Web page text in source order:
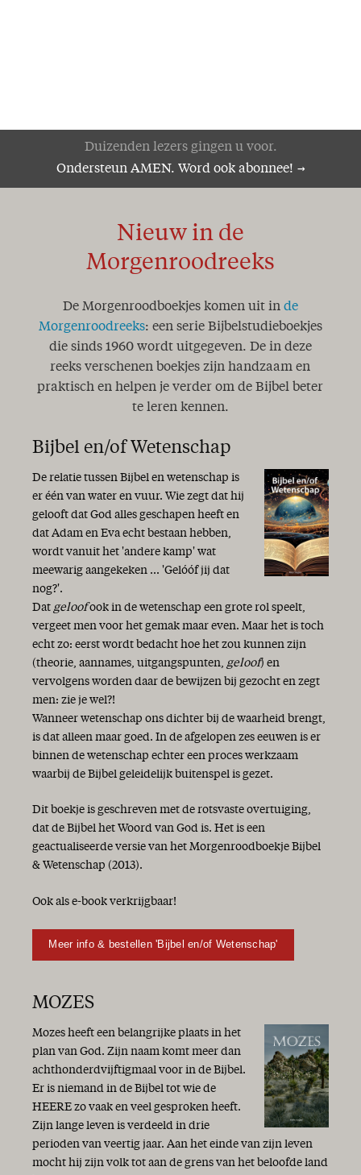
Duizenden lezers gingen u voor.
Ondersteun AMEN. Word ook abonnee!
Nieuw in de
Morgenroodreeks
De Morgenroodboekjes komen uit in de
Morgenroodreeks: een serie Bijbelstudieboekjes
die sinds 1960 wordt uitgegeven. De in deze
reeks verschenen boekjes zijn handzaam en
praktisch en helpen je verder om de Bijbel beter
te leren kennen.
Bijbel en/of Wetenschap
De relatie tussen Bijbel en wetenschap is
er één van water en vuur. Wie zegt dat hij
gelooft dat God alles geschapen heeft en
dat Adam en Eva echt bestaan hebben,
wordt vanuit het 'andere kamp' wat
meewarig aangekeken ... 'Gelóóf jij dat
nog?'.
Dat geloofook in de wetenschap een grote rol speelt,
vergeet men voor het gemak maar even. Maar het is toch
echt zo: eerst wordt bedacht hoe het zou kunnen zijn
(theorie, aannames, uitgangspunten, geloof) en
vervolgens worden daar de bewijzen bij gezocht en zegt
men: zie je wel?!
Wanneer wetenschap ons dichter bij de waarheid brengt,
is dat alleen maar goed. In de afgelopen zes eeuwen is er
binnen de wetenschap echter een proces werkzaam
waarbij de Bijbel geleidelijk buitenspel is gezet.
Dit boekje is geschreven met de rotsvaste overtuiging,
dat de Bijbel het Woord van God is. Het is een
geactualiseerde versie van het Morgenroodboekje Bijbel
& Wetenschap (2013).
Ook als e-book verkrijgbaar!
Meer info & bestellen 'Bijbel en/of Wetenschap'
MOZES
Mozes heeft een belangrijke plaats in het
plan van God. Zijn naam komt meer dan
achthonderdvijftigmaal voor in de Bijbel.
Er is niemand in de Bijbel tot wie de
HEERE zo vaak en veel gesproken heeft.
Zijn lange leven is verdeeld in drie
perioden van veertig jaar. Aan het einde van zijn leven
mocht hij zijn volk tot aan de grens van het beloofde land